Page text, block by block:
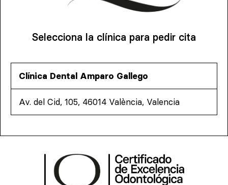
Selecciona la clínica para pedir cita
Clínica Dental Amparo Gallego
Av. del Cid, 105, 46014 València, Valencia